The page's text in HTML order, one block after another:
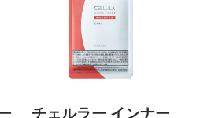
チェルラー インナー